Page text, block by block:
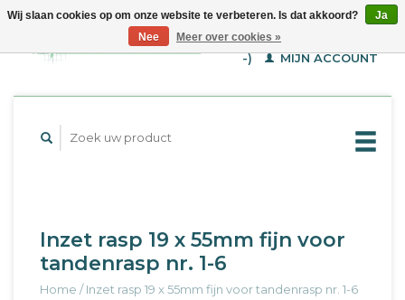
WINKELWAGEN (€--,-
-)
MIJN ACCOUNT
Inzet rasp 19 x 55mm fijn voor
tandenrasp nr. 1-6
Home /Inzet rasp 19 x 55mm fijn voor tandenrasp nr. 1-6
Wij slaan cookies op om onze website te verbeteren. Is dat akkoord?
Ja
Nee
Meer over cookies »